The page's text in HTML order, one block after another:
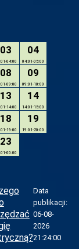
03
04:00
04
04:01-05:00
08
09:00
09
09:01-10:00
13
14:00
14
14:01-15:00
18
19:00
19
19:01-20:00
23
00:00
Data
publikacji:
06-08-
2026
21:24:00